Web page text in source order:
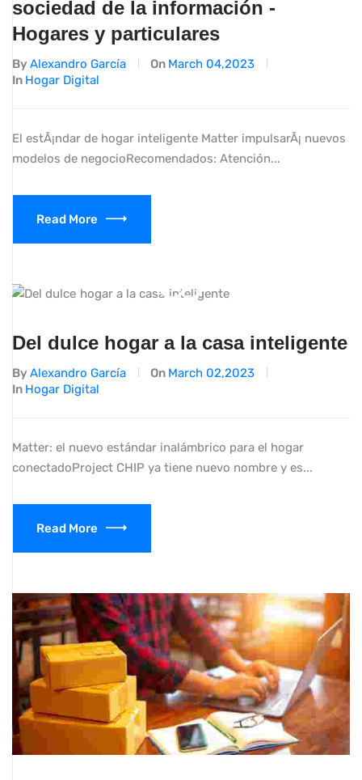
sociedad de la información -
Hogares y particulares
By Alexandro García On March 04,2023
In Hogar Digital
El estÃ¡ndar de hogar inteligente Matter impulsarÃ¡ nuevos
modelos de negocioRecomendados: Atención...
Read More
Del dulce hogar a la casa inteligente
By Alexandro García On March 02,2023
In Hogar Digital
Matter: el nuevo estándar inalámbrico para el hogar
conectadoProject CHIP ya tiene nuevo nombre y es...
Read More